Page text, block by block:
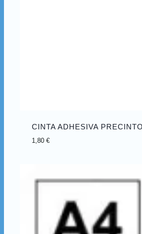
CINTA ADHESIVA
1,80 €